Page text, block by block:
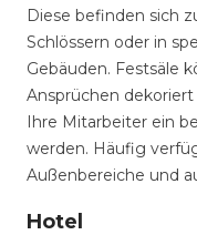
Diese befinden sich
Schlössern oder in
Gebäuden. Festsäle
Ansprüchen
Ihre Mitarbeiter ein
werden. Häufig
Außenbereiche und
Hotel